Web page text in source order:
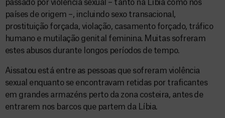
passado por violência sexual – tanto na Líbia como nos
países de origem –, incluindo sexo transacional,
prostituição forçada, violação, casamento forçado, tráfico
humano e mutilação genital feminina. Muitas sofreram
estes abusos durante longos períodos de tempo.
Aissatou está entre as pessoas que sofreram violência
sexual enquanto se encontravam retidas por traficantes
em grandes armazéns perto da zona costeira, antes de
entrarem nos barcos que partem da Líbia.